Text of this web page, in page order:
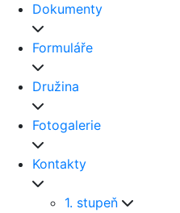
Dokumenty
Formuláře
Družina
Fotogalerie
Kontakty
1. stupeň